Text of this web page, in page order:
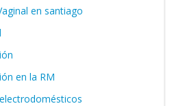
en santiago
en la RM